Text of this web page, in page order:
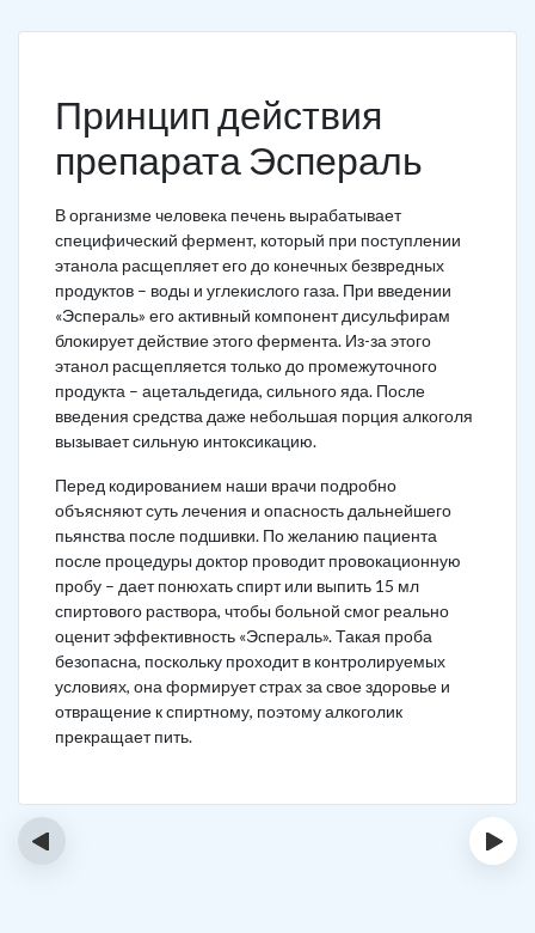
Принцип действия
препарата Эспераль
В организме человека печень вырабатывает
специфический фермент, который при поступлении
этанола расщепляет его до конечных безвредных
продуктов – воды и углекислого газа. При введении
«Эспераль» его активный компонент дисульфирам
блокирует действие этого фермента. Из-за этого
этанол расщепляется только до промежуточного
продукта – ацетальдегида, сильного яда. После
введения средства даже небольшая порция алкоголя
вызывает сильную интоксикацию.
Перед кодированием наши врачи подробно
объясняют суть лечения и опасность дальнейшего
пьянства после подшивки. По желанию пациента
после процедуры доктор проводит провокационную
пробу – дает понюхать спирт или выпить 15 мл
спиртового раствора, чтобы больной смог реально
оценит эффективность «Эспераль». Такая проба
безопасна, поскольку проходит в контролируемых
условиях, она формирует страх за свое здоровье и
отвращение к спиртному, поэтому алкоголик
прекращает пить.
‹ ›